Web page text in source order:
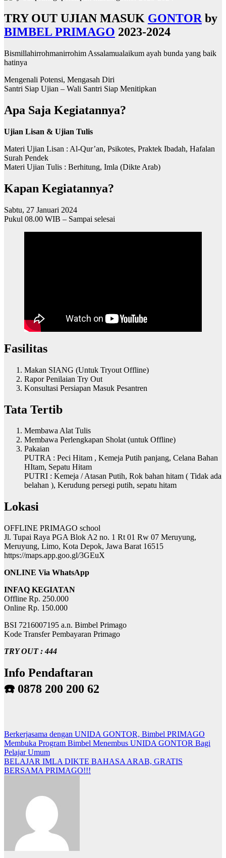
TRY OUT UJIAN MASUK GONTORby
BIMBEL PRIMAGO 2023-2024
Bismillahirrohmanirrohim Assalamualaikum ayah bunda yang baik
hatinya
Mengenali Potensi, Mengasah Diri
Santri Siap Ujian – Wali Santri Siap Menitipkan
Apa Saja Kegiatannya?
Ujian Lisan & Ujian Tulis
Materi Ujian Lisan : Al-Qur’an, Psikotes, Praktek Ibadah, Hafalan
Surah Pendek
Materi Ujian Tulis : Berhitung, Imla (Dikte Arab)
Kapan Kegiatannya?
Sabtu, 27 Januari 2024
Pukul 08.00 WIB – Sampai selesai
Fasilitas
Makan SIANG (Untuk Tryout Offline)
Rapor Penilaian Try Out
Konsultasi Persiapan Masuk Pesantren
Tata Tertib
Membawa Alat Tulis
Membawa Perlengkapan Sholat (untuk Offline)
Pakaian
PUTRA : Peci Hitam , Kemeja Putih panjang, Celana Bahan
HItam, Sepatu Hitam
PUTRI : Kemeja / Atasan Putih, Rok bahan hitam ( Tidak ada
belahan ), Kerudung persegi putih, sepatu hitam
Lokasi
OFFLINE PRIMAGO school
Jl. Tupai Raya PGA Blok A2 no. 1 Rt 01 Rw 07 Meruyung,
Meruyung, Limo, Kota Depok, Jawa Barat 16515
https://maps.app.goo.gl/3GEuX
ONLINE Via WhatsApp
INFAQ KEGIATAN
Offline Rp. 250.000
Online Rp. 150.000
BSI 7216007195 a.n. Bimbel Primago
Kode Transfer Pembayaran Primago
TRY OUT : 444
Info Pendaftaran
☎️ 0878 200 200 62
Post
navigation
Berkerjasama dengan UNIDA GONTOR, Bimbel PRIMAGO
Membuka Program Bimbel Menembus UNIDA GONTOR Bagi
Pelajar Umum
BELAJAR IMLA DIKTE BAHASA ARAB, GRATIS
BERSAMA PRIMAGO!!!